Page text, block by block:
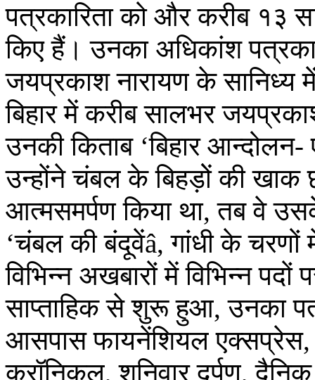
पत्रकारिता को और करीब १३
किए हैं। उनका अधिकांश
जयप्रकाश नारायण के
बिहार में करीब सालभर
उनकी किताब ‘बिहार
उन्होंने चंबल के बिहड़ोें की
आत्मसमर्पण किया था, तब वे
‘चंबल की बंदूवेंâ, गांधी के
विभिन्न अखबारों में विभिन्न
साप्ताहिक से शुरू हुआ, उनका
आसपास फायनेंशियल एक्सप्रेस,
क्रॉनिकल, शनिवार दर्पण,